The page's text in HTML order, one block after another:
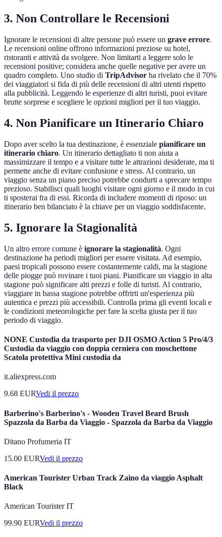
3. Non Controllare le Recensioni
Ignorare le recensioni di altre persone può essere un grave errore.
Le recensioni online offrono informazioni preziose su hotel,
ristoranti e attività da svolgere. Non limitarti a leggere solo le
recensioni positive; considera anche quelle negative per avere un
quadro completo. Uno studio di TripAdvisor ha rivelato che il 70%
dei viaggiatori si fida di più delle recensioni di altri utenti rispetto
alla pubblicità. Leggendo le esperienze di altri turisti, puoi evitare
brutte sorprese e scegliere le opzioni migliori per il tuo viaggio.
4. Non Pianificare un Itinerario Chiaro
Dopo aver scelto la tua destinazione, è essenziale pianificare un
itinerario chiaro. Un itinerario dettagliato ti non aiuta a
massimizzare il tempo e a visitare tutte le attrazioni desiderate, ma ti
permette anche di evitare confusione e stress. Al contrario, un
viaggio senza un piano preciso potrebbe condurti a sprecare tempo
prezioso. Stabilisci quali luoghi visitare ogni giorno e il modo in cui
ti sposterai fra di essi. Ricorda di includere momenti di riposo: un
itinerario ben bilanciato è la chiave per un viaggio soddisfacente.
5. Ignorare la Stagionalità
Un altro errore comune è ignorare la stagionalità. Ogni
destinazione ha periodi migliori per essere visitata. Ad esempio,
paesi tropicali possono essere costantemente caldi, ma la stagione
delle piogge può rovinare i tuoi piani. Pianificare un viaggio in alta
stagione può significare alti prezzi e folle di turisti. Al contrario,
viaggiare in bassa stagione potrebbe offrirti un'esperienza più
autentica e prezzi più accessibili. Controlla prima gli eventi locali e
le condizioni meteorologiche per fare la scelta giusta per il tuo
periodo di viaggio.
NONE Custodia da trasporto per DJI OSMO Action 5 Pro/4/3
Custodia da viaggio con doppia cerniera con moschettone
Scatola protettiva Mini custodia da
it.aliexpress.com
9.68 EURVedi il prezzo
Barberino's Barberino's - Wooden Travel Beard Brush
Spazzola da Barba da Viaggio - Spazzola da Barba da Viaggio
Ditano Profumeria IT
15.00 EURVedi il prezzo
American Tourister Urban Track Zaino da viaggio Asphalt
Black
American Tourister IT
99.90 EURVedi il prezzo